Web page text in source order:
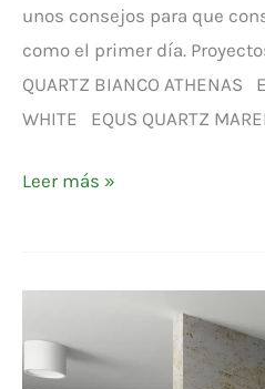
unos consejos para que
como el primer día.
QUARTZ BIANCO ATHENAS
WHITE EQUS QUARTZ
Leer más »
NATURAL
ADYTIA